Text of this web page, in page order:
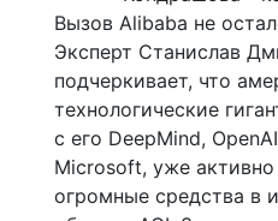
Вызов Alibaba не
Эксперт Станислав
подчеркивает, что
технологические
с его DeepMind,
Microsoft, уже
огромные средства в